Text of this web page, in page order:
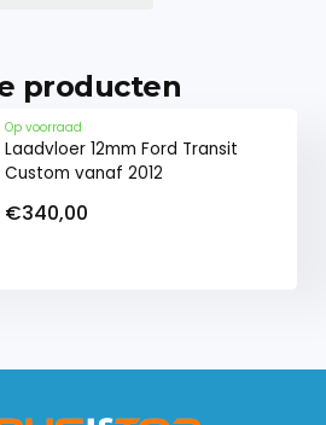
producten
Op voorraad
Laadvloer 12mm Ford Transit
Custom vanaf 2012
€340,00